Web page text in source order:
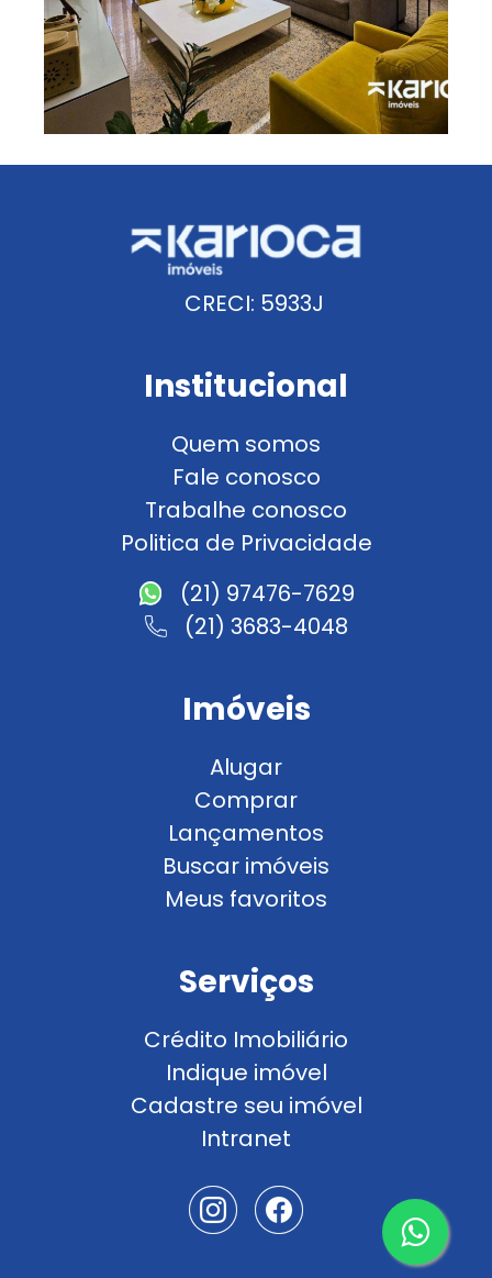
CRECI: 5933J
Institucional
Quem somos
Fale conosco
Trabalhe conosco
Politica de Privacidade
(21) 97476-7629
(21) 3683-4048
Imóveis
Alugar
Comprar
Lançamentos
Buscar imóveis
Meus favoritos
Serviços
Crédito Imobiliário
Indique imóvel
Cadastre seu imóvel
Intranet